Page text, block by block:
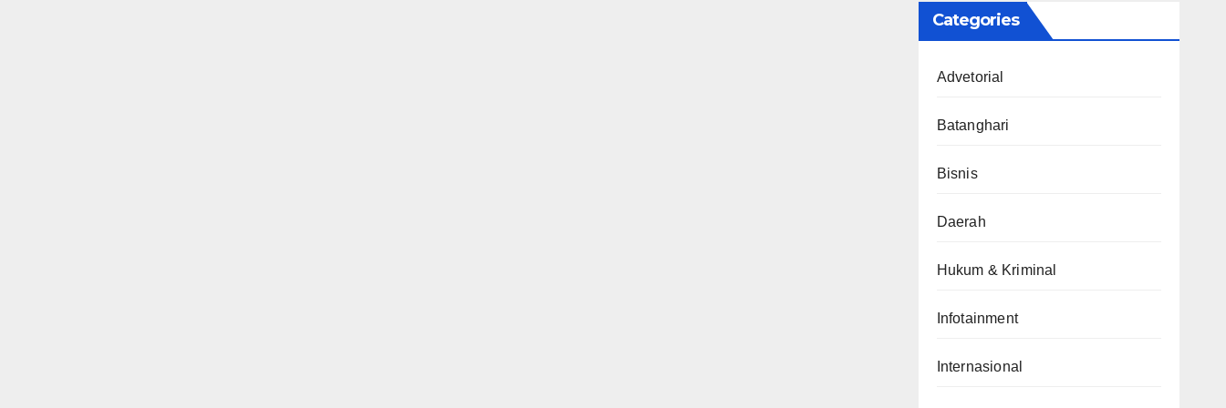
Categories
Advetorial
Batanghari
Bisnis
Daerah
Hukum & Kriminal
Infotainment
Internasional